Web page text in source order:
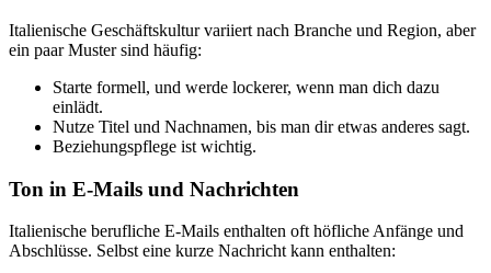
Italienische Geschäftskultur variiert nach Branche und Region, aber
ein paar Muster sind häufig:
Starte formell, und werde lockerer, wenn man dich dazu
einlädt.
Nutze Titel und Nachnamen, bis man dir etwas anderes sagt.
Beziehungspflege ist wichtig.
Ton in E-Mails und Nachrichten
Italienische berufliche E-Mails enthalten oft höfliche Anfänge und
Abschlüsse. Selbst eine kurze Nachricht kann enthalten: